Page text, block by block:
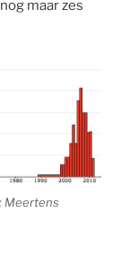
maar zes
Meertens